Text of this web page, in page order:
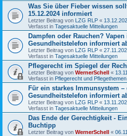
Was Sie über Fieber wissen
15.12.2024 informiert
Letzter Beitrag von LZG RLP «
Verfasst in Tagesaktuelle Mitteilungen
Dampfen oder Rauchen?
Gesundheitstelefon informiert
Letzter Beitrag von LZG RLP «
Verfasst in Tagesaktuelle Mitteilungen
Pflegerecht im Spiegel der
Letzter Beitrag von WernerSchell «
Verfasst in Pflegerecht und Pflegethemen
Für ein starkes Immunsystem
Gesundheitstelefon informiert
Letzter Beitrag von LZG RLP «
Verfasst in Tagesaktuelle Mitteilungen
Das Ende der Gerechtigkeit -
Buchtipp
Letzter Beitrag von WernerSchell «